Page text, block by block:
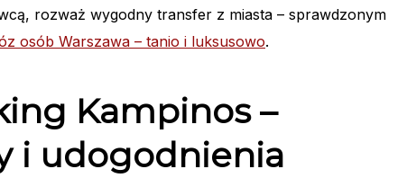
rozważ wygodny transfer z miasta – sprawdzonym
osób Warszawa – tanio i luksusowo.
Kampinos –
i udogodnienia